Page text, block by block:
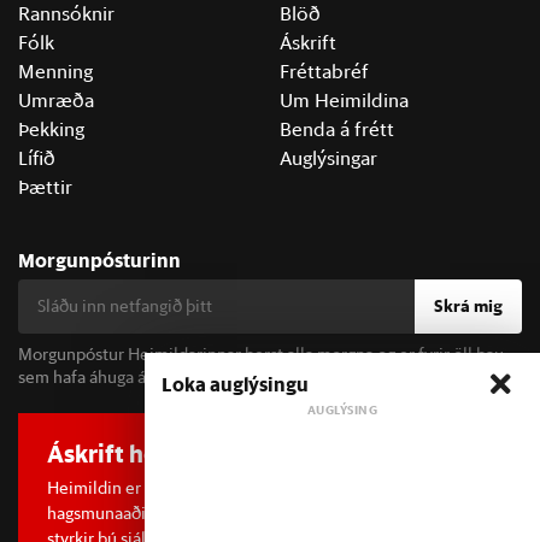
Rannsóknir
Fólk
Menning
Umræða
Þekking
Lífið
Þættir
Blöð
Áskrift
Fréttabréf
Um Heimildina
Benda á frétt
Auglýsingar
Morgunpósturinn
Skrá mig
Morgunpóstur Heimildarinnar berst alla morgna og er fyrir öll þau
sem hafa áhuga á fréttum og þjóðfélagsumræðu.
Áskrift hefur áhrif
Heimildin er í dreifðu eignarhaldi og óháð
hagsmunaaðilum. Með því að kaupa áskrift að Heimildinni
Loka auglýsingu